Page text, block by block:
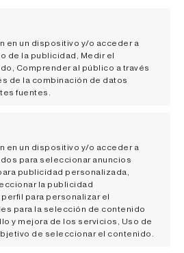
en un dispositivo y/o acceder a
de la publicidad, Medir el
Comprender al público a través
de la combinación de datos
fuentes.
en un dispositivo y/o acceder a
para seleccionar anuncios
publicidad personalizada,
la publicidad
para personalizar el
para la selección de contenido
y mejora de los servicios, Uso de
de seleccionar el contenido.
curados, carne roja
limitada de
en contacto con
para adquirir tu obra de arte.